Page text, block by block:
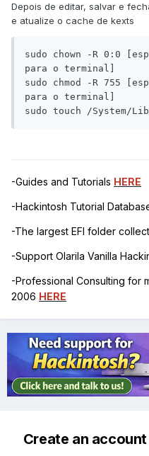
Depois de editar, salvar e
e atualize o cache de kexts
sudo chown -R 0:0
para o terminal]
sudo chmod -R 755
para o terminal]
sudo touch /System/
-Guides and Tutorials HERE
-Hackintosh Tutorial
-The largest EFI folder
-Support Olarila Vanilla
-Professional Consulting for
2006 HERE
Create an